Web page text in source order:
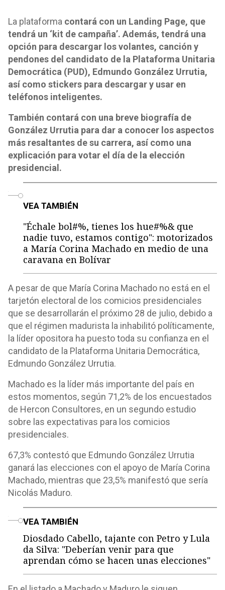
La plataforma contará con un Landing Page, que
tendrá un ‘kit de campaña’. Además, tendrá una
opción para descargar los volantes, canción y
pendones del candidato de la Plataforma Unitaria
Democrática (PUD), Edmundo González Urrutia,
así como stickers para descargar y usar en
teléfonos inteligentes.
También contará con una breve biografía de
González Urrutia para dar a conocer los aspectos
más resaltantes de su carrera, así como una
explicación para votar el día de la elección
presidencial.
VEA TAMBIÉN
"Échale bol#%, tienes los hue#%& que
nadie tuvo, estamos contigo": motorizados
a María Corina Machado en medio de una
caravana en Bolívar
A pesar de que María Corina Machado no está en el
tarjetón electoral de los comicios presidenciales
que se desarrollarán el próximo 28 de julio, debido a
que el régimen madurista la inhabilitó políticamente,
la líder opositora ha puesto toda su confianza en el
candidato de la Plataforma Unitaria Democrática,
Edmundo González Urrutia.
Machado es la líder más importante del país en
estos momentos, según 71,2% de los encuestados
de Hercon Consultores, en un segundo estudio
sobre las expectativas para los comicios
presidenciales.
67,3% contestó que Edmundo González Urrutia
ganará las elecciones con el apoyo de María Corina
Machado, mientras que 23,5% manifestó que sería
Nicolás Maduro.
VEA TAMBIÉN
Diosdado Cabello, tajante con Petro y Lula
da Silva: "Deberían venir para que
aprendan cómo se hacen unas elecciones"